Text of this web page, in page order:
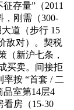
存量”（2011
刚需（300-
道（步行 15
敌对）。契税
（新沪七条，
买卖。间接拒
率按 “首套 / 二
室第14层4
房（15-30